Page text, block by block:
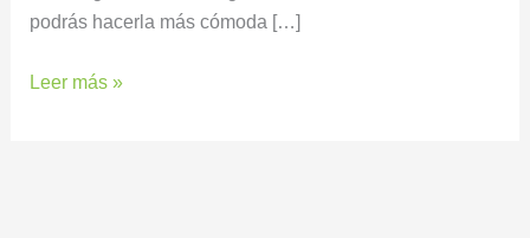
podrás hacerla más cómoda […]
Leer más »